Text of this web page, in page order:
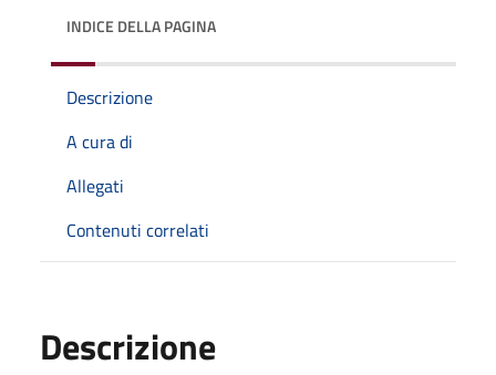
INDICE DELLA PAGINA
Descrizione
A cura di
Allegati
Contenuti correlati
Descrizione